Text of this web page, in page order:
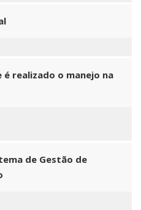
realizado o manejo na
de Gestão de